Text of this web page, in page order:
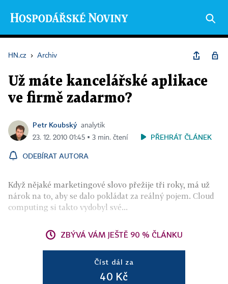
HN.cz › Archiv
Už máte kancelářské aplikace
ve firmě zadarmo?
Petr Koubský analytik
23. 12. 2010 01:45 ▪ 3 min. čtení
PŘEHRÁT ČLÁNEK
ODEBÍRAT AUTORA
Když nějaké marketingové slovo přežije tři roky, má už
nárok na to, aby se dalo pokládat za reálný pojem. Cloud
computing si takto vydobyl své...
ZBÝVÁ VÁM JEŠTĚ 90 % ČLÁNKU
Číst dál za
40 Kč